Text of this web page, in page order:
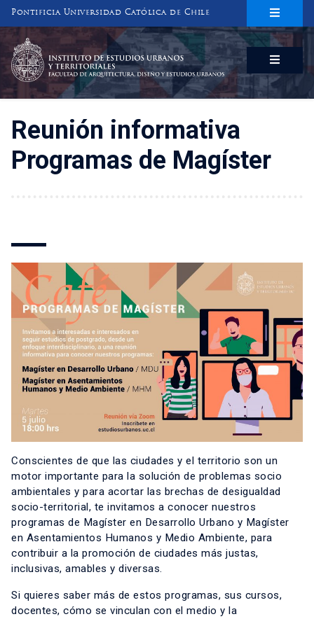
Pontificia Universidad Católica de Chile
INSTITUTO DE ESTUDIOS URBANOS
Y TERRITORIALES
FACULTAD DE ARQUITECTURA, DISEÑO Y ESTUDIOS URBANOS
Reunión informativa
Programas de Magíster
Conscientes de que las ciudades y el territorio son un
motor importante para la solución de problemas socio
ambientales y para acortar las brechas de desigualdad
socio-territorial, te invitamos a conocer nuestros
programas de Magíster en Desarrollo Urbano y Magíster
en Asentamientos Humanos y Medio Ambiente, para
contribuir a la promoción de ciudades más justas,
inclusivas, amables y diversas.
Si quieres saber más de estos programas, sus cursos,
docentes, cómo se vinculan con el medio y la